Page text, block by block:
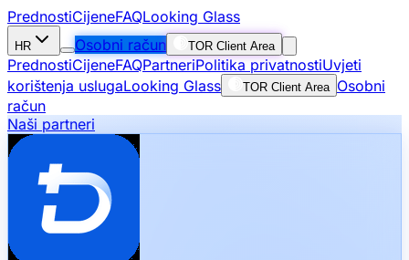
PrednostiCijeneFAQLooking Glass
HR Osobni račun TOR Client Area
PrednostiCijeneFAQPartneriPolitika privatnostiUvjeti
korištenja uslugaLooking Glass TOR Client Area Osobni
račun
Naši partneri